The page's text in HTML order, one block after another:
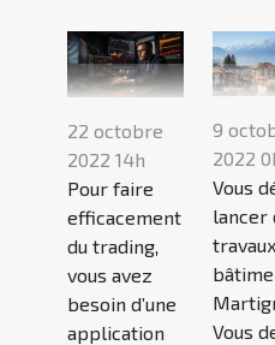
22 octobre
2022 14h
Pour faire
efficacement
du trading,
vous avez
besoin d’une
application
9
2022
Vous
lancer
Vous